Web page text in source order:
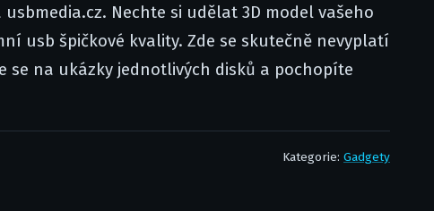
Nechte si udělat 3D model vašeho
usb špičkové kvality. Zde se skutečně nevyplatí
se na ukázky jednotlivých disků a pochopíte
Kategorie: Gadgety